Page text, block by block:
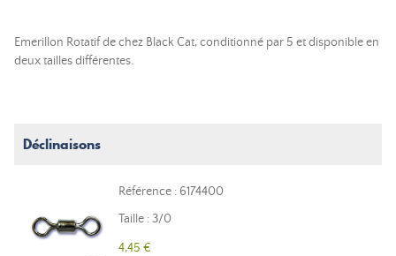
Emerillon Rotatif de chez Black Cat, conditionné par 5 et disponible en
deux tailles différentes.
Déclinaisons
Référence : 6174400
Taille : 3/0
4,45 €